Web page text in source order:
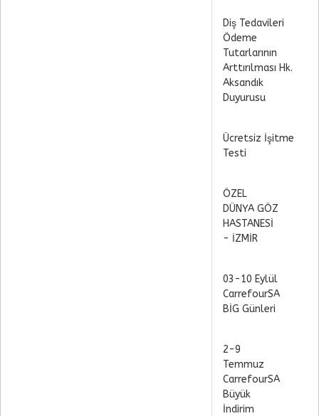
Diş Tedavileri
Ödeme
Tutarlarının
Arttırılması Hk.
Aksandık
Duyurusu
Ücretsiz İşitme
Testi
ÖZEL
DÜNYA GÖZ
HASTANESİ
- İZMİR
03-10 Eylül
CarrefourSA
BİG Günleri
2-9
Temmuz
CarrefourSA
Büyük
İndirim